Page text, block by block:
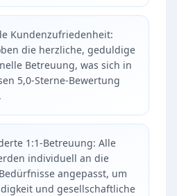
Kundenzufriedenheit:
die herzliche, geduldige
Betreuung, was sich in
5,0-Sterne-Bewertung
1:1-Betreuung: Alle
individuell an die
angepasst, um
und gesellschaftliche